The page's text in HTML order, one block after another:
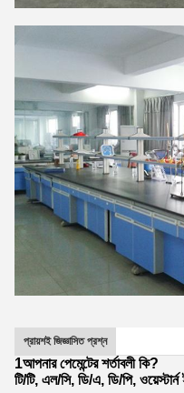
প্রায়শই জিজ্ঞাসিত প্রশ্ন
1আপনার পেমেন্টের শর্তাবলী কি?
টি/টি, এল/সি, ডি/এ, ডি/পি,